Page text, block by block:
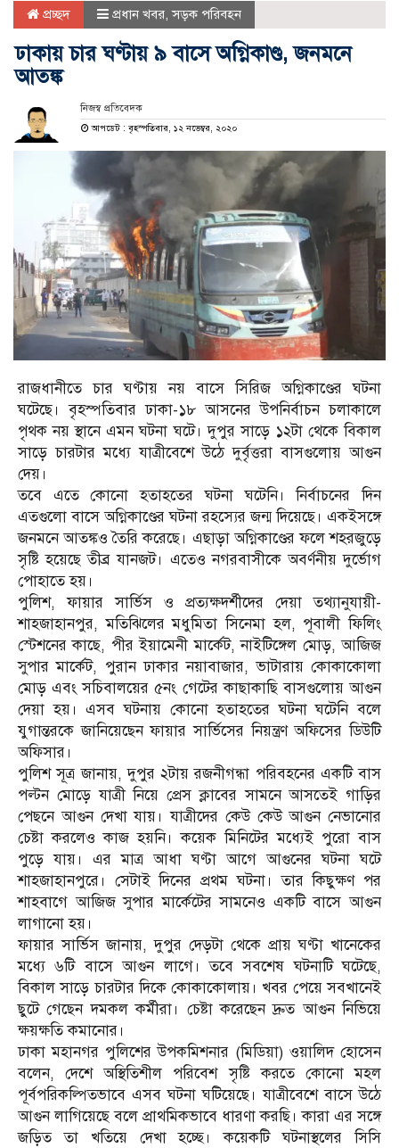
প্রচ্ছদ প্রধান খবর,সড়ক পরিবহন
ঢাকায় চার ঘণ্টায় ৯ বাসে অগ্নিকাণ্ড, জনমনে
আতঙ্ক
নিজস্ব প্রতিবেদক
আপডেট : বৃহস্পতিবার, ১২ নভেম্বর, ২০২০
রাজধানীতে চার ঘণ্টায় নয় বাসে সিরিজ অগ্নিকাণ্ডের ঘটনা
ঘটেছে। বৃহস্পতিবার ঢাকা-১৮ আসনের উপনির্বাচন চলাকালে
পৃথক নয় স্থানে এমন ঘটনা ঘটে। দুপুর সাড়ে ১২টা থেকে বিকাল
সাড়ে চারটার মধ্যে যাত্রীবেশে উঠে দুর্বৃত্তরা বাসগুলোয় আগুন
দেয়।
তবে এতে কোনো হতাহতের ঘটনা ঘটেনি। নির্বাচনের দিন
এতগুলো বাসে অগ্নিকাণ্ডের ঘটনা রহস্যের জন্ম দিয়েছে। একইসঙ্গে
জনমনে আতঙ্কও তৈরি করেছে। এছাড়া অগ্নিকাণ্ডের ফলে শহরজুড়ে
সৃষ্টি হয়েছে তীব্র যানজট। এতেও নগরবাসীকে অবর্ণনীয় দুর্ভোগ
পোহাতে হয়।
পুলিশ, ফায়ার সার্ভিস ও প্রত্যক্ষদর্শীদের দেয়া তথ্যানুযায়ী-
শাহজাহানপুর, মতিঝিলের মধুমিতা সিনেমা হল, পূবালী ফিলিং
স্টেশনের কাছে, পীর ইয়ামেনী মার্কেট, নাইটিঙ্গেল মোড়, আজিজ
সুপার মার্কেট, পুরান ঢাকার নয়াবাজার, ভাটারায় কোকাকোলা
মোড় এবং সচিবালয়ের ৫নং গেটের কাছাকাছি বাসগুলোয় আগুন
দেয়া হয়। এসব ঘটনায় কোনো হতাহতের ঘটনা ঘটেনি বলে
যুগান্তরকে জানিয়েছেন ফায়ার সার্ভিসের নিয়ন্ত্রণ অফিসের ডিউটি
অফিসার।
পুলিশ সূত্র জানায়, দুপুর ২টায় রজনীগন্ধা পরিবহনের একটি বাস
পল্টন মোড়ে যাত্রী নিয়ে প্রেস ক্লাবের সামনে আসতেই গাড়ির
পেছনে আগুন দেখা যায়। যাত্রীদের কেউ কেউ আগুন নেভানোর
চেষ্টা করলেও কাজ হয়নি। কয়েক মিনিটের মধ্যেই পুরো বাস
পুড়ে যায়। এর মাত্র আধা ঘণ্টা আগে আগুনের ঘটনা ঘটে
শাহজাহানপুরে। সেটাই দিনের প্রথম ঘটনা। তার কিছুক্ষণ পর
শাহবাগে আজিজ সুপার মার্কেটের সামনেও একটি বাসে আগুন
লাগানো হয়।
ফায়ার সার্ভিস জানায়, দুপুর দেড়টা থেকে প্রায় ঘণ্টা খানেকের
মধ্যে ৬টি বাসে আগুন লাগে। তবে সবশেষ ঘটনাটি ঘটেছে,
বিকাল সাড়ে চারটার দিকে কোকাকোলায়। খবর পেয়ে সবখানেই
ছুটে গেছেন দমকল কর্মীরা। চেষ্টা করেছেন দ্রুত আগুন নিভিয়ে
ক্ষয়ক্ষতি কমানোর।
ঢাকা মহানগর পুলিশের উপকমিশনার (মিডিয়া) ওয়ালিদ হোসেন
বলেন, দেশে অস্থিতিশীল পরিবেশ সৃষ্টি করতে কোনো মহল
পূর্বপরিকল্পিতভাবে এসব ঘটনা ঘটিয়েছে। যাত্রীবেশে বাসে উঠে
আগুন লাগিয়েছে বলে প্রাথমিকভাবে ধারণা করছি। কারা এর সঙ্গে
জড়িত তা খতিয়ে দেখা হচ্ছে। কয়েকটি ঘটনাস্থলের সিসি